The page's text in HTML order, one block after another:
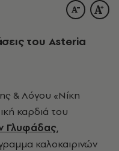
του Asteria
& Λόγου «Νίκη
καρδιά του
Γλυφάδας,
καλοκαιρινών